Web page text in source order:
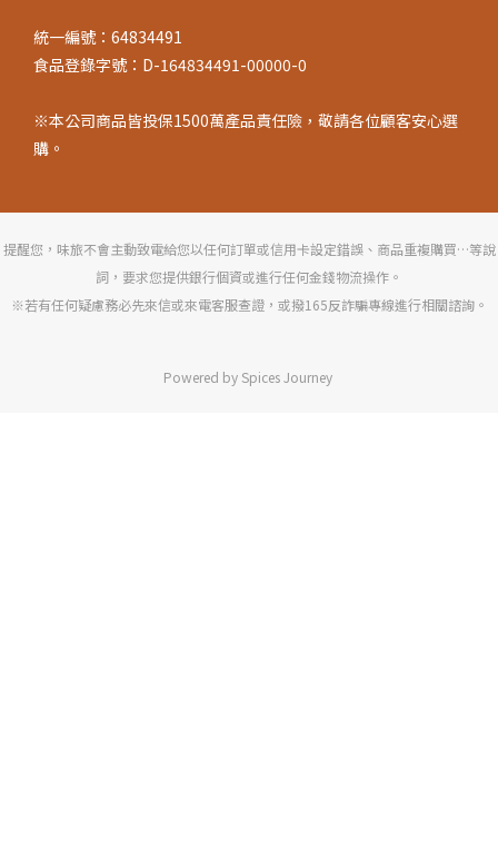
統一編號：64834491
食品登錄字號：D-164834491-00000-0
※本公司商品皆投保1500萬產品責任險，敬請各位顧客安心選
購。
提醒您，味旅不會主動致電給您以任何訂單或信用卡設定錯誤、商品重複購買…等說
詞，要求您提供銀行個資或進行任何金錢物流操作。
※若有任何疑慮務必先來信或來電客服查證，或撥165反詐騙專線進行相關諮詢。
Powered by Spices Journey